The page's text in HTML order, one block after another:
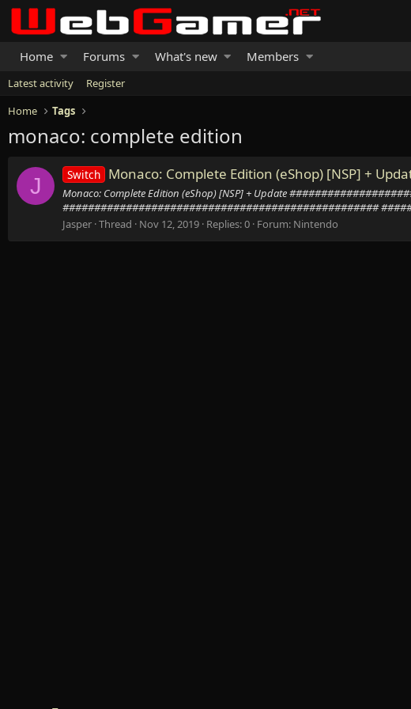
Home Forums What's new Members
Latest activity
Register
Home
Tags
monaco: complete edition
J Switch Monaco: Complete Edition (eShop) [NSP] +
Monaco: Complete Edition (eShop) [NSP] + Update
##################################################
Jasper Thread Nov 12, 2019 Replies: 0 Forum: Nintendo